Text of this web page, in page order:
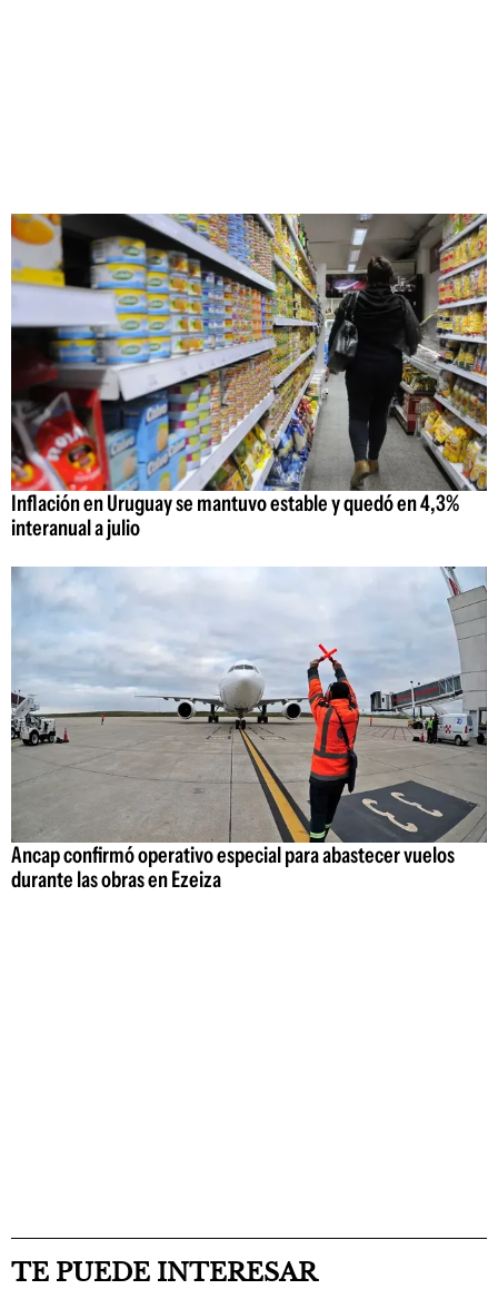
Inflación en Uruguay se mantuvo estable y quedó en 4,3%
interanual a julio
Ancap confirmó operativo especial para abastecer vuelos
durante las obras en Ezeiza
TE PUEDE INTERESAR